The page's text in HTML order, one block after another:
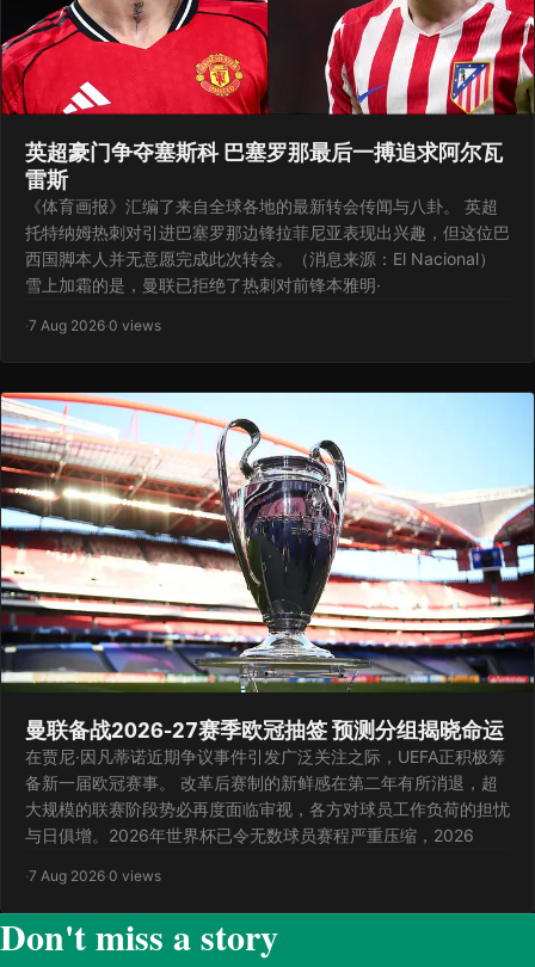
英超豪门争夺塞斯科 巴塞罗那最后一搏追求阿尔瓦
雷斯
《体育画报》汇编了来自全球各地的最新转会传闻与八卦。 英超
托特纳姆热刺对引进巴塞罗那边锋拉菲尼亚表现出兴趣，但这位巴
西国脚本人并无意愿完成此次转会。（消息来源：El Nacional）
雪上加霜的是，曼联已拒绝了热刺对前锋本雅明·
·7 Aug 2026·0 views
曼联备战2026-27赛季欧冠抽签 预测分组揭晓命运
在贾尼·因凡蒂诺近期争议事件引发广泛关注之际，UEFA正积极筹
备新一届欧冠赛事。 改革后赛制的新鲜感在第二年有所消退，超
大规模的联赛阶段势必再度面临审视，各方对球员工作负荷的担忧
与日俱增。2026年世界杯已令无数球员赛程严重压缩，2026
·7 Aug 2026·0 views
Don't miss a story